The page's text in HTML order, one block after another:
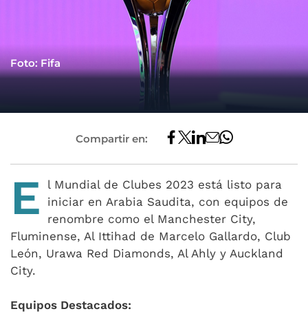
Foto: Fifa
Compartir en:
E
l Mundial de Clubes 2023 está listo para
iniciar en Arabia Saudita, con equipos de
renombre como el Manchester City,
Fluminense, Al Ittihad de Marcelo Gallardo, Club
León, Urawa Red Diamonds, Al Ahly y Auckland
City.
Equipos Destacados: